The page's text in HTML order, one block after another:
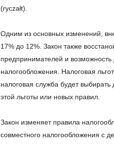
(ryczałt).
Одним из основных изменений,
17% до 12%. Закон также
предпринимателей и
налогообложения. Налоговая
налоговая служба будет
этой льготы или новых правил.
Закон изменяет правила
совместного налогообложения с